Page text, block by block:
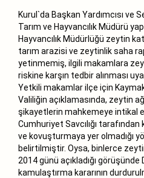
Kurul`da Başkan Yardımcısı ve
Tarım ve Hayvancılık Müdürü
Hayvancılık Müdürlüğü zeytin
tarım arazisi ve zeytinlik saha
yetinmemiş, ilgili makamlara
riskine karşın tedbir alınması
Yetkili makamlar ilçe için
Valiliğin açıklamasında, zeytin
şikayetlerin mahkemeye intikal
Cumhuriyet Savcılığı
ve kovuşturmaya yer olmadığı
belirtilmiştir. Oysa, binlerce
2014 günü açıkladığı görüşünde
kamulaştırma kararının